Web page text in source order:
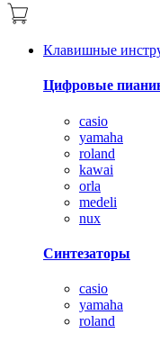
Клавишные
Цифровые
casio
yamaha
roland
kawai
orla
medeli
nux
Синтезаторы
casio
yamaha
roland